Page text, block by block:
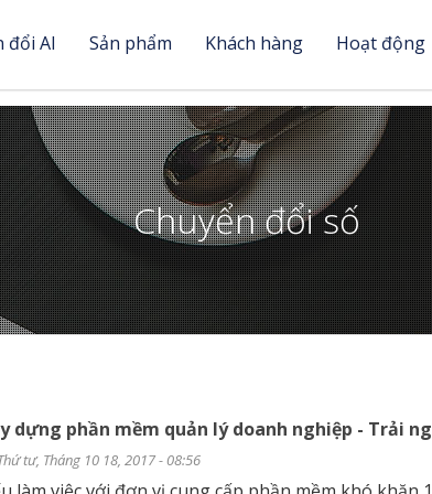
đổi AI Sản phẩm Khách hàng Hoạt động
Chuyển đổi số
dựng phần mềm quản lý doanh nghiệp - Trải
tư, Tháng 10 18, 2017 - 08:56